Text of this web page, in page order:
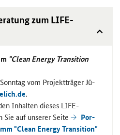
zum LIFE-​
"Clean Energy Transition
vom Pro­jekt­trä­ger Jü­
.
In­hal­ten die­ses LIFE-​
Sie auf un­se­rer Seite
Por­
"Clean Energy Transition"